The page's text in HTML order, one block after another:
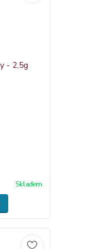
Skladem